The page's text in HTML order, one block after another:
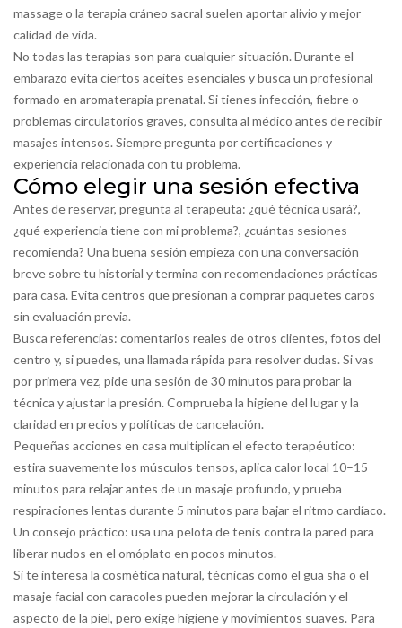
massage o la terapia cráneo sacral suelen aportar alivio y mejor
calidad de vida.
No todas las terapias son para cualquier situación. Durante el
embarazo evita ciertos aceites esenciales y busca un profesional
formado en aromaterapia prenatal. Si tienes infección, fiebre o
problemas circulatorios graves, consulta al médico antes de recibir
masajes intensos. Siempre pregunta por certificaciones y
experiencia relacionada con tu problema.
Cómo elegir una sesión efectiva
Antes de reservar, pregunta al terapeuta: ¿qué técnica usará?,
¿qué experiencia tiene con mi problema?, ¿cuántas sesiones
recomienda? Una buena sesión empieza con una conversación
breve sobre tu historial y termina con recomendaciones prácticas
para casa. Evita centros que presionan a comprar paquetes caros
sin evaluación previa.
Busca referencias: comentarios reales de otros clientes, fotos del
centro y, si puedes, una llamada rápida para resolver dudas. Si vas
por primera vez, pide una sesión de 30 minutos para probar la
técnica y ajustar la presión. Comprueba la higiene del lugar y la
claridad en precios y políticas de cancelación.
Pequeñas acciones en casa multiplican el efecto terapéutico:
estira suavemente los músculos tensos, aplica calor local 10–15
minutos para relajar antes de un masaje profundo, y prueba
respiraciones lentas durante 5 minutos para bajar el ritmo cardíaco.
Un consejo práctico: usa una pelota de tenis contra la pared para
liberar nudos en el omóplato en pocos minutos.
Si te interesa la cosmética natural, técnicas como el gua sha o el
masaje facial con caracoles pueden mejorar la circulación y el
aspecto de la piel, pero exige higiene y movimientos suaves. Para